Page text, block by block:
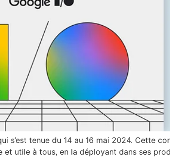
s’est tenue du 14 au 16 mai 2024. Cette
utile à tous, en la déployant dans ses